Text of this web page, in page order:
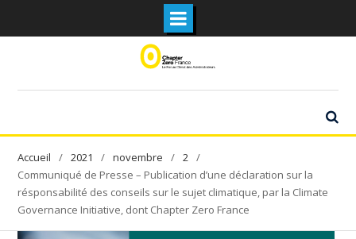
2021 novembre
2
Communiqué de Presse – Publication d’une déclaration sur la
résponsabilité des conseils sur le sujet climatique, par la Climate
Governance Initiative, dont Chapter Zero France